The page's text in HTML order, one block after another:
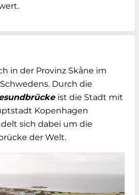
in der Provinz Skåne im
Durch die
ist die Stadt mit
Kopenhagen
sich dabei um die
der Welt.